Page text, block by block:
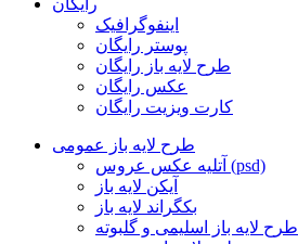
اینفوگرافیک
پوستر رایگان
طرح لایه باز رایگان
عکس رایگان
کارت ویزیت رایگان
طرح لایه باز عمومی
آتلیه عکس عروس (psd)
آیکن لایه باز
بکگراند لایه باز
طرح لایه باز اسلیمی و گلبوته